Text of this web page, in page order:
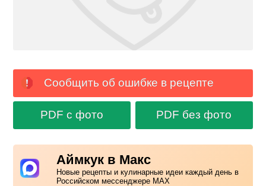
Сообщить об ошибке в рецепте
PDF с фото PDF без фото
Аймкук в Макс
Новые рецепты и кулинарные идеи каждый день в
Российском мессенджере MAX